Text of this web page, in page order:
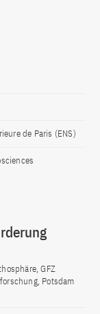
de Paris (ENS)
GFZ
Potsdam